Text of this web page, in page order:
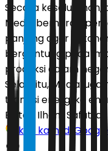
Secara keseluruhan,
Media berharap
panjang agar
bergantung pada
produksi dalam
Selain itu, Media
transisi energi ke
Editor: Ilham Safutra
Ikuti kami di Google